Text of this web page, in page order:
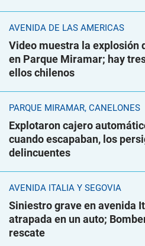
AVENIDA DE LAS AMÉRICAS
Video muestra la explosión
en Parque Miramar; hay
ellos chilenos
PARQUE MIRAMAR, CANELONES
Explotaron cajero
cuando escapaban, los
delincuentes
AVENIDA ITALIA Y SEGOVIA
Siniestro grave en avenida
atrapada en un auto;
rescate